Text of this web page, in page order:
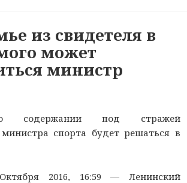
из свидетеля в
может
министр
содержании под стражей
министра спорта будет решаться в
2016, 16:59 — Ленинский